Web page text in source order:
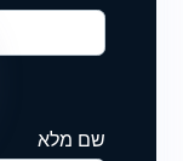
שם מלא